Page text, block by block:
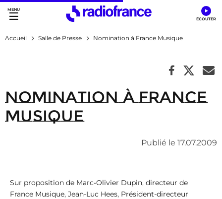
Accès direct :
Menu principal
Contenu
Accueil Salle de Presse Nomination à France Musique
Nomination à France
Musique
Publié le 17.07.2009
Sur proposition de Marc-Olivier Dupin, directeur de
France Musique, Jean-Luc Hees, Président-directeur